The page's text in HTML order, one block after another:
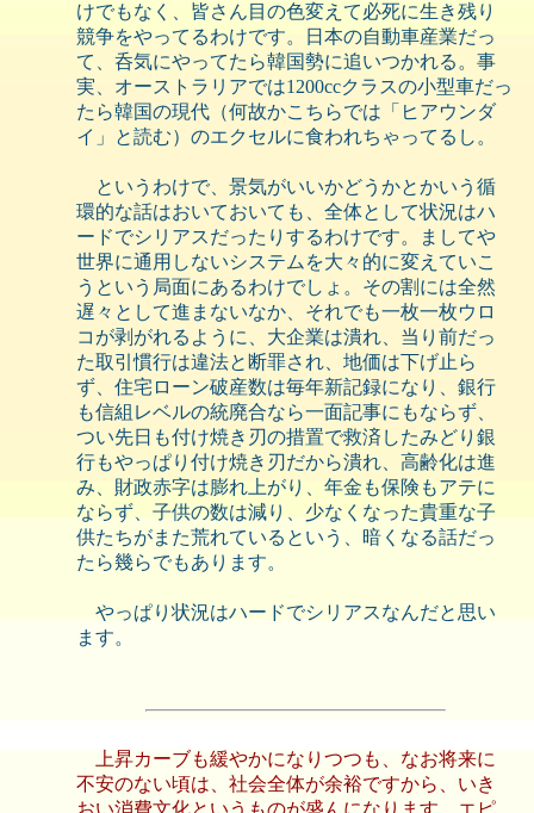
けでもなく、皆さん目の色変えて必死に生き残り
競争をやってるわけです。日本の自動車産業だっ
て、呑気にやってたら韓国勢に追いつかれる。事
実、オーストラリアでは1200ccクラスの小型車だっ
たら韓国の現代（何故かこちらでは「ヒアウンダ
イ」と読む）のエクセルに食われちゃってるし。
というわけで、景気がいいかどうかとかいう循
環的な話はおいておいても、全体として状況はハ
ードでシリアスだったりするわけです。ましてや
世界に通用しないシステムを大々的に変えていこ
うという局面にあるわけでしょ。その割には全然
遅々として進まないなか、それでも一枚一枚ウロ
コが剥がれるように、大企業は潰れ、当り前だっ
た取引慣行は違法と断罪され、地価は下げ止ら
ず、住宅ローン破産数は毎年新記録になり、銀行
も信組レベルの統廃合なら一面記事にもならず、
つい先日も付け焼き刃の措置で救済したみどり銀
行もやっぱり付け焼き刃だから潰れ、高齢化は進
み、財政赤字は膨れ上がり、年金も保険もアテに
ならず、子供の数は減り、少なくなった貴重な子
供たちがまた荒れているという、暗くなる話だっ
たら幾らでもあります。
やっぱり状況はハードでシリアスなんだと思い
ます。
上昇カーブも緩やかになりつつも、なお将来に
不安のない頃は、社会全体が余裕ですから、いき
おい消費文化というものが盛んになります。エピ